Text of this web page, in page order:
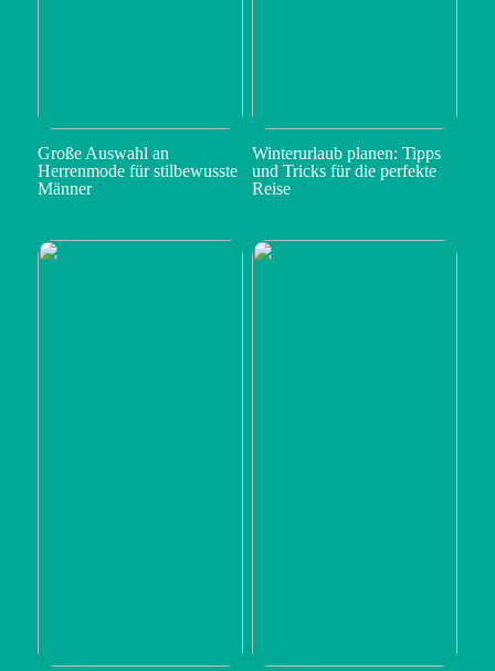
Große Auswahl an
Herrenmode für stilbewusste
Männer
Winterurlaub planen: Tipps
und Tricks für die perfekte
Reise